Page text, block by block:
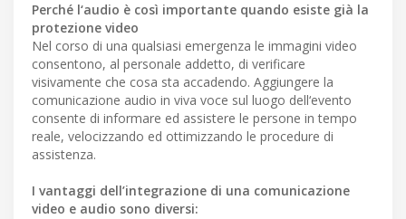
Perché l‘audio è così importante quando esiste già la
protezione video
Nel corso di una qualsiasi emergenza le immagini video
consentono, al personale addetto, di verificare
visivamente che cosa sta accadendo. Aggiungere la
comunicazione audio in viva voce sul luogo dell‘evento
consente di informare ed assistere le persone in tempo
reale, velocizzando ed ottimizzando le procedure di
assistenza.
I vantaggi dell’integrazione di una comunicazione
video e audio sono diversi: